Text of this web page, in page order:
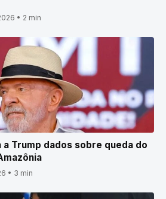
• 2 min
a Trump dados sobre queda do
• 3 min